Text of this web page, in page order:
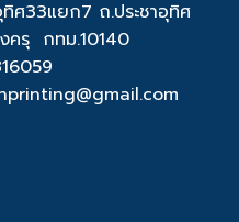
33แยก7 ถ.ประชาอุทิศ
ครุ กทม.10140